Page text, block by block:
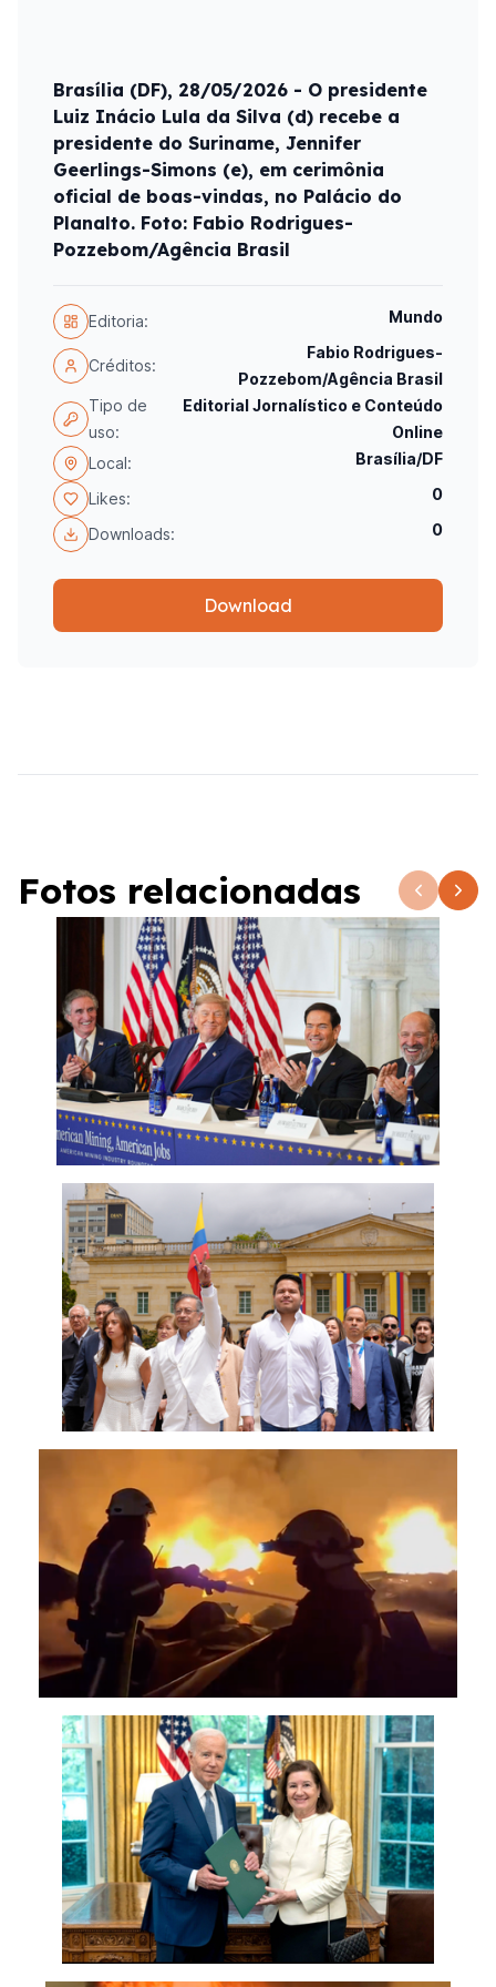
Brasília (DF), 28/05/2026 - O presidente
Luiz Inácio Lula da Silva (d) recebe a
presidente do Suriname, Jennifer
Geerlings-Simons (e), em cerimônia
oficial de boas-vindas, no Palácio do
Planalto. Foto: Fabio Rodrigues-
Pozzebom/Agência Brasil
Editoria: Mundo
Créditos:
Fabio Rodrigues-
Pozzebom/Agência Brasil
Tipo de
uso:
Editorial Jornalístico e Conteúdo
Online
Local:
Brasília/DF
Likes: 0
Downloads: 0
Download
Fotos relacionadas